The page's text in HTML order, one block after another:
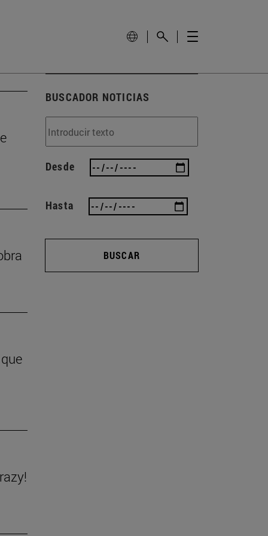
BUSCADOR NOTICIAS
Desde
Hasta
BUSCAR